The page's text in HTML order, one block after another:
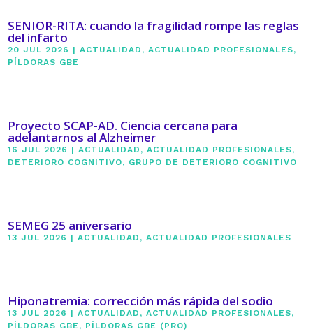
SENIOR-RITA: cuando la fragilidad rompe las reglas
del infarto
20 JUL 2026 |ACTUALIDAD ,ACTUALIDAD PROFESIONALES,
PÍLDORAS GBE
Proyecto SCAP-AD. Ciencia cercana para
adelantarnos al Alzheimer
16 JUL 2026 |ACTUALIDAD ,ACTUALIDAD PROFESIONALES,
DETERIORO COGNITIVO, GRUPO DE DETERIORO COGNITIVO
SEMEG 25 aniversario
13 JUL 2026 |ACTUALIDAD ,ACTUALIDAD PROFESIONALES
Hiponatremia: corrección más rápida del sodio
13 JUL 2026 |ACTUALIDAD ,ACTUALIDAD PROFESIONALES,
PÍLDORAS GBE , PÍLDORAS GBE (PRO)